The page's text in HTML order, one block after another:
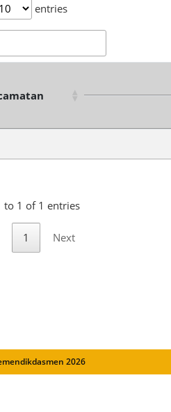
entries
to 1 of 1 entries
1
Next
2026